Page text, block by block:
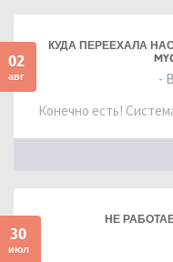
02
авг
КУДА ПЕРЕЕХАЛА
-
Конечно есть!
30
июл
НЕ